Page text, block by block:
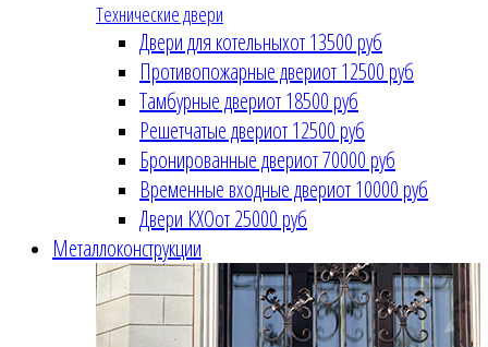
Технические двери
Двери для котельныхот 13500 руб
Противопожарные двериот 12500 руб
Тамбурные двериот 18500 руб
Решетчатые двериот 12500 руб
Бронированные двериот 70000 руб
Временные входные двериот 10000 руб
Двери КХОот 25000 руб
Металлоконструкции